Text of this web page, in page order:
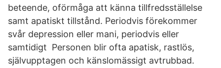
beteende, oförmåga att känna tillfredsställelse
samt apatiskt tillstånd. Periodvis förekommer
svår depression eller mani, periodvis eller
samtidigt Personen blir ofta apatisk, rastlös,
självupptagen och känslomässigt avtrubbad.